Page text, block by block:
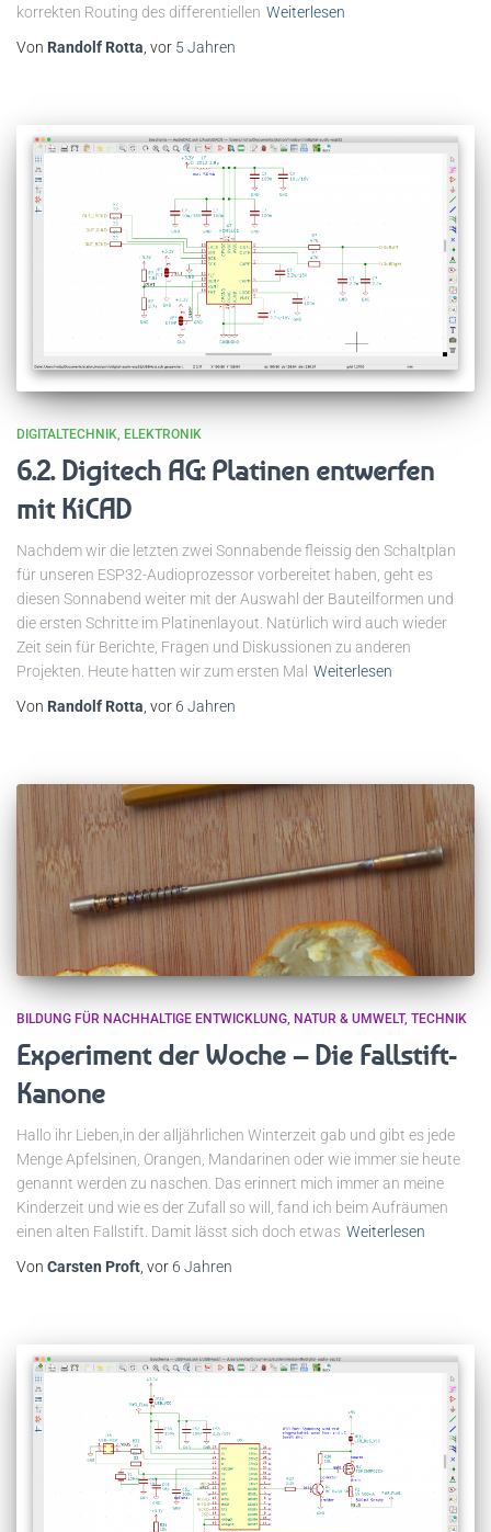
korrekten Routing des differentiellen Weiterlesen
Von Randolf Rotta , vor 5 Jahren
DIGITALTECHNIK ELEKTRONIK
6.2. Digitech AG: Platinen entwerfen
mit KiCAD
Nachdem wir die letzten zwei Sonnabende fleissig den Schaltplan
für unseren ESP32-Audioprozessor vorbereitet haben, geht es
diesen Sonnabend weiter mit der Auswahl der Bauteilformen und
die ersten Schritte im Platinenlayout. Natürlich wird auch wieder
Zeit sein für Berichte, Fragen und Diskussionen zu anderen
Projekten. Heute hatten wir zum ersten Mal Weiterlesen
Von Randolf Rotta, vor 6 Jahren
BILDUNG FÜR NACHHALTIGE ENTWICKLUNG NATUR & UMWELT TECHNIK
Experiment der Woche – Die Fallstift-
Kanone
Hallo ihr Lieben,in der alljährlichen Winterzeit gab und gibt es jede
Menge Apfelsinen, Orangen, Mandarinen oder wie immer sie heute
genannt werden zu naschen. Das erinnert mich immer an meine
Kinderzeit und wie es der Zufall so will, fand ich beim Aufräumen
einen alten Fallstift. Damit lässt sich doch etwas Weiterlesen
Von Carsten Proft , vor 6 Jahren